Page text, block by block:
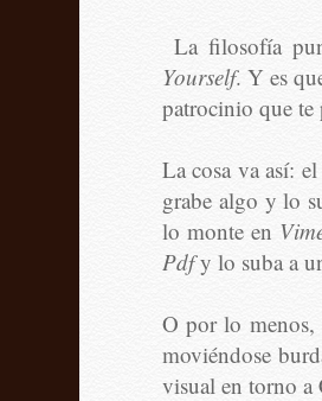
La filosofía
Yourself. Y es
patrocinio que te
La cosa va así:
grabe algo y lo
lo monte en
Pdfy lo suba a
O por lo menos,
moviéndose
visual en torno a